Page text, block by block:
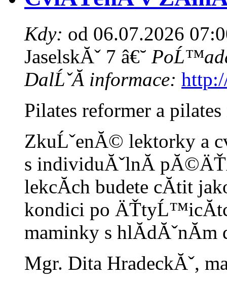
Kdy: od 06.07.2026
JaselskĂˇ 7 â€˘
DalĹˇĂ­ informace:
Pilates reformer a
ZkuĹˇenĂ© lektorky a
s individuĂˇlnĂ­
lekcĂ­ch budete cĂ­tit
kondici po
maminky s
Mgr. Dita HradeckĂˇ,